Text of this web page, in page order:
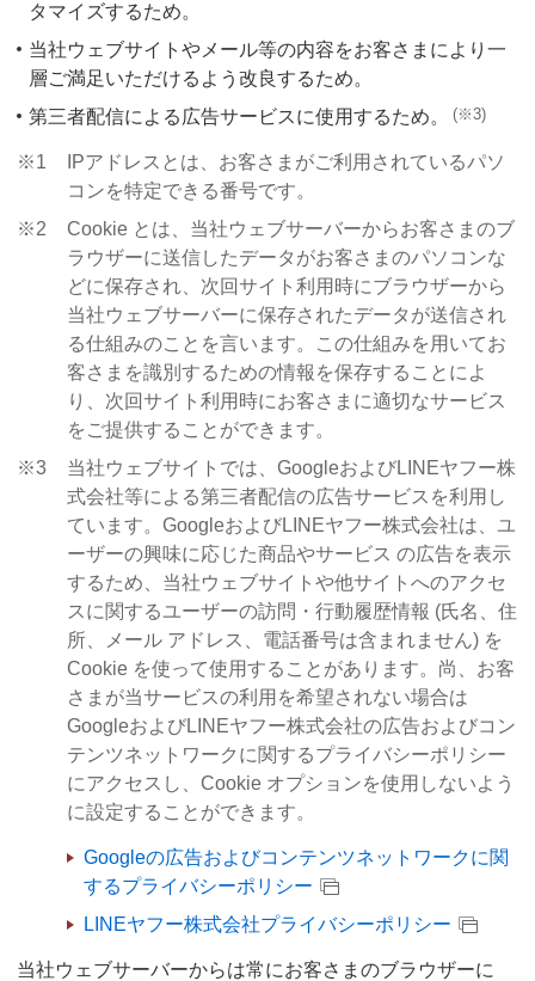
タマイズするため。
当社ウェブサイトやメール等の内容をお客さまにより一
層ご満足いただけるよう改良するため。
第三者配信による広告サービスに使用するため。
(※3)
※1
IPアドレスとは、お客さまがご利用されているパソ
コンを特定できる番号です。
※2
Cookie とは、当社ウェブサーバーからお客さまのブ
ラウザーに送信したデータがお客さまのパソコンな
どに保存され、次回サイト利用時にブラウザーから
当社ウェブサーバーに保存されたデータが送信され
る仕組みのことを言います。この仕組みを用いてお
客さまを識別するための情報を保存することによ
り、次回サイト利用時にお客さまに適切なサービス
をご提供することができます。
※3
当社ウェブサイトでは、GoogleおよびLINEヤフー株
式会社等による第三者配信の広告サービスを利用し
ています。GoogleおよびLINEヤフー株式会社は、ユ
ーザーの興味に応じた商品やサービス の広告を表示
するため、当社ウェブサイトや他サイトへのアクセ
スに関するユーザーの訪問・行動履歴情報 (氏名、住
所、メール アドレス、電話番号は含まれません) を
Cookie を使って使用することがあります。尚、お客
さまが当サービスの利用を希望されない場合は
GoogleおよびLINEヤフー株式会社の広告およびコン
テンツネットワークに関するプライバシーポリシー
にアクセスし、Cookie オプションを使用しないよう
に設定することができます。
Googleの広告およびコンテンツネットワークに関
するプライバシーポリシー
LINEヤフー株式会社プライバシーポリシー
当社ウェブサーバーからは常にお客さまのブラウザーに